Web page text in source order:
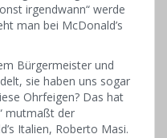
irgendwann“ werde
man bei McDonald’s
Bürgermeister und
sie haben uns sogar
Ohrfeigen? Das hat
mutmaßt der
Italien, Roberto Masi.